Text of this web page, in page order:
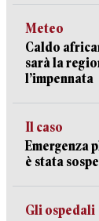
Meteo
Caldo
sarà la
l’impennata
Il caso
Emergenza
è stata
Gli ospedali